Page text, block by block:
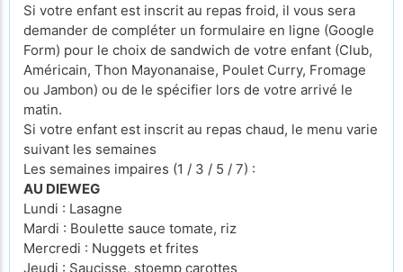
Si votre enfant est inscrit au repas froid, il vous sera
demander de compléter un formulaire en ligne (Google
Form) pour le choix de sandwich de votre enfant (Club,
Américain, Thon Mayonanaise, Poulet Curry, Fromage
ou Jambon) ou de le spécifier lors de votre arrivé le
matin.
Si votre enfant est inscrit au repas chaud, le menu varie
suivant les semaines
Les semaines impaires (1 / 3 / 5 / 7) :
AU DIEWEG
Lundi : Lasagne
Mardi : Boulette sauce tomate, riz
Mercredi : Nuggets et frites
Jeudi : Saucisse, stoemp carottes